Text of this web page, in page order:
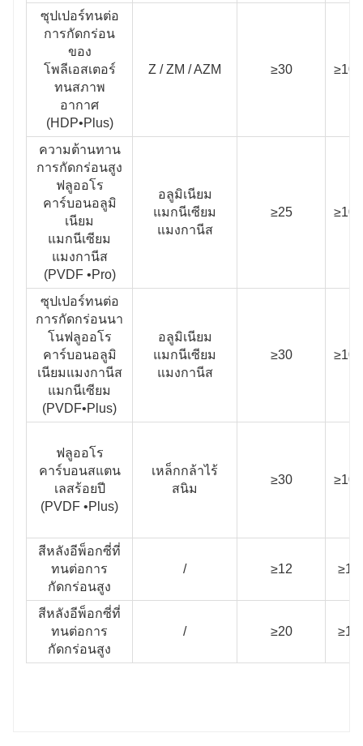
ซุปเปอร์ทนต่อ
การกัดกร่อน
ของ
โพลีเอสเตอร์
ทนสภาพ
อากาศ
(HDP•Plus)
Z / ZM / AZM ≥30
ความต้านทาน
การกัดกร่อนสูง
ฟลูออโร
คาร์บอนอลูมิ
เนียม
แมกนีเซียม
แมงกานีส
(PVDF •Pro)
อลูมิเนียม
แมกนีเซียม
แมงกานีส
≥25
ซุปเปอร์ทนต่อ
การกัดกร่อนนา
โนฟลูออโร
คาร์บอนอลูมิ
เนียมแมงกานีส
แมกนีเซียม
(PVDF•Plus)
อลูมิเนียม
แมกนีเซียม
แมงกานีส
≥30
ฟลูออโร
คาร์บอนสแตน
เลสร้อยปี
(PVDF •Plus)
เหล็กกล้าไร้
สนิม
≥30
สีหลังอีพ็อกซี่ที่
ทนต่อการ
กัดกร่อนสูง
/ ≥12
สีหลังอีพ็อกซี่ที่
ทนต่อการ
กัดกร่อนสูง
/ ≥20